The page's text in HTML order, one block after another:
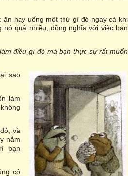
ăn hay uống một thứ gì đó ngay cả khi
quá nhiều, đồng nghĩa với việc bạn
điều gì đó mà bạn thực sự rất muốn
sao
làm
và
nằm
bạn
có